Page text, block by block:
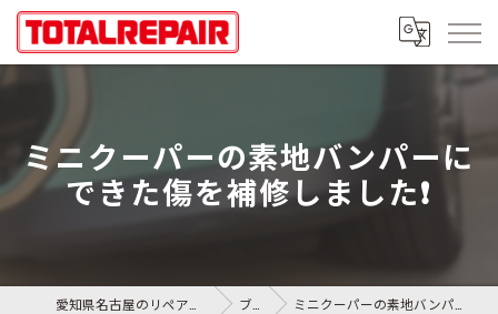
ミニクーパーの素地バンパーに
できた傷を補修しました❗️
ブログ ミニクーパーの素地バンパーにできた傷を補修しました❗️